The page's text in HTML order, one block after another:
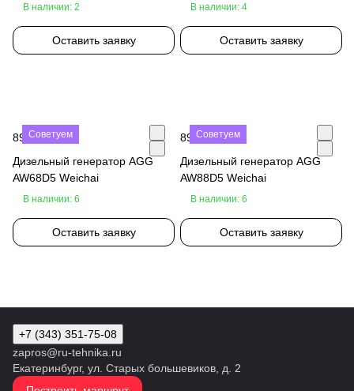
В наличии: 2
Оставить заявку
В наличии: 4
Оставить заявку
Советуем
890 000 ₽
Дизельный генератор AGG
AW68D5 Weichai
В наличии: 6
Оставить заявку
Советуем
890 000 ₽
Дизельный генератор AGG
AW88D5 Weichai
В наличии: 6
Оставить заявку
+7 (343) 351-75-08
zapros@ru-tehnika.ru
Екатеринбург, ул. Старых большевиков, д. 2